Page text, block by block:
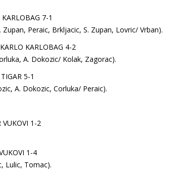
KARLOBAG 7-1
Zupan, Peraic, Brkljacic, S. Zupan, Lovric/ Vrban).
KARLOBAG 4-2
A. Dokozic/ Kolak, Zagorac).
5-1
A. Dokozic, Corluka/ Peraic).
VUKOVI 1-2
1-4
Lulic, Tomac).